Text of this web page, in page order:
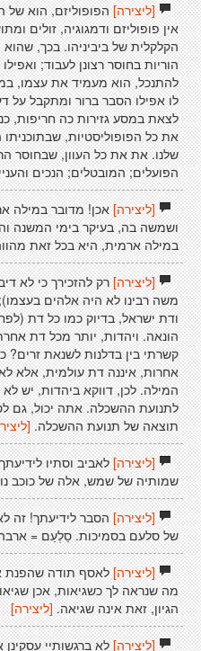
[ליצירה]הפופוליזם, הוא של
אין פופוליזם ודמגוגיה, זולים
הקלקלית של ביביניהו. בכך,
הוריות בחוסר רצונן לעבוד;
להתנכל, הוא מעמיד את עצמו,
לו אפילו הסבר ברור ומתקבל על
לצאת במסע גזירות כה חריפות,
את כל הפופוליסטיות,
שלנו. את את כל העוון, שבחוסר
הפועלים; המובטלים; הנכים
[ליצירה]אכן! מדובר במילה
ושמשה בה, בעיקר בימי המשנה
במילה ארמית, היא בכל זאת
[ליצירה]רק להזכירך כי לא
משה רבינו לא היה אלהים
ודת ישראל, בדיוק כמו כל דת
הונאה. ויהדות, יותר מכל דת
קשרתי בין בדלנות לשנאת זרים?
אחרות, איננה דת עולמית, אלא
המילה. לכן, דווקא ביהדות, יש
לתנועת ההשכלה. אתה יכול, גם
תוצאה של תנועת ההשכלה.
[ליצירה]לאביב וסתיו
שמותיה של שמש, אלה של כוכב
[ליצירה]הסבר לידיעתך! זה
של סלעם בסמיכות. סַלְעַם =
[ליצירה]לאסף תודה שהפנת
מה שנראה לך כשגיאות, אכן
הגיון, זאת אינה שגיאה.[ליצירה]
[ליצירה]לא ברגשותיי